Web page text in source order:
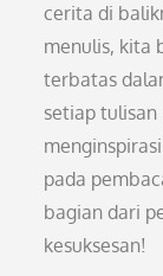
cerita di
menulis, kita
terbatas
setiap
pada
bagian dari
kesuksesan!